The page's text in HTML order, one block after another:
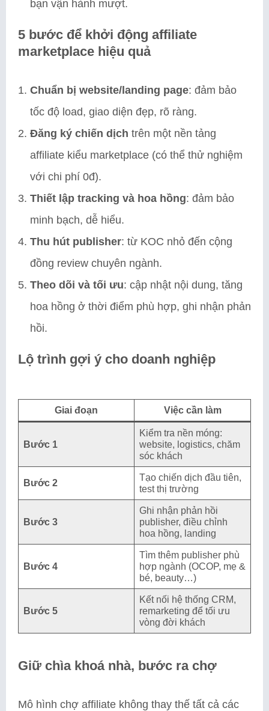
bạn vận hành mượt.
5 bước để khởi động affiliate
marketplace hiệu quả
Chuẩn bị website/landing page: đảm bảo
tốc độ load, giao diện đẹp, rõ ràng.
Đăng ký chiến dịch trên một nền tảng
affiliate kiểu marketplace (có thể thử nghiệm
với chi phí 0đ).
Thiết lập tracking và hoa hồng: đảm bảo
minh bạch, dễ hiểu.
Thu hút publisher: từ KOC nhỏ đến cộng
đồng review chuyên ngành.
Theo dõi và tối ưu: cập nhật nội dung, tăng
hoa hồng ở thời điểm phù hợp, ghi nhận phản
hồi.
Lộ trình gợi ý cho doanh nghiệp
Giai đoạn Việc cần làm
Bước 1
Kiểm tra nền móng:
website, logistics, chăm
sóc khách
Bước 2
Tạo chiến dịch đầu tiên,
test thị trường
Bước 3
Ghi nhận phản hồi
publisher, điều chỉnh
hoa hồng, landing
Bước 4
Tìm thêm publisher phù
hợp ngành (OCOP, mẹ &
bé, beauty…)
Bước 5
Kết nối hệ thống CRM,
remarketing để tối ưu
vòng đời khách
Giữ chìa khoá nhà, bước ra chợ
Mô hình chợ affiliate không thay thế tất cả các